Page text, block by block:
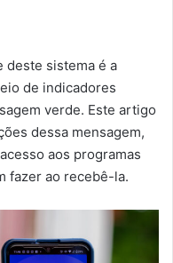
deste sistema é a
de indicadores
verde. Este artigo
dessa mensagem,
aos programas
fazer ao recebê-la.